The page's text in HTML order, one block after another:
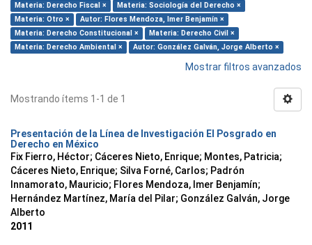
Materia: Derecho Fiscal ×
Materia: Sociología del Derecho ×
Materia: Otro ×
Autor: Flores Mendoza, Imer Benjamín ×
Materia: Derecho Constitucional ×
Materia: Derecho Civil ×
Materia: Derecho Ambiental ×
Autor: González Galván, Jorge Alberto ×
Mostrar filtros avanzados
Mostrando ítems 1-1 de 1
Presentación de la Línea de Investigación El Posgrado en
Derecho en México
Fix Fierro, Héctor; Cáceres Nieto, Enrique; Montes, Patricia;
Cáceres Nieto, Enrique; Silva Forné, Carlos; Padrón
Innamorato, Mauricio; Flores Mendoza, Imer Benjamín;
Hernández Martínez, María del Pilar; González Galván, Jorge
Alberto
2011